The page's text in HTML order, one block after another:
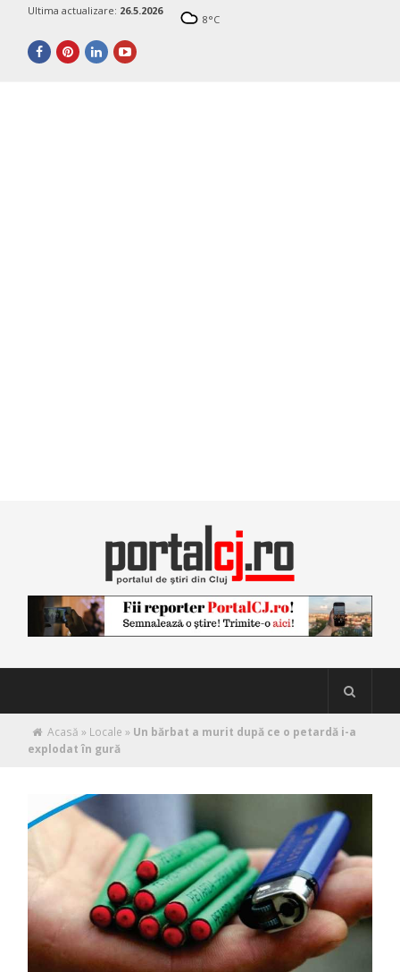
Ultima actualizare: 26.5.2026
8°C
Acasă » Locale » Un bărbat a murit după ce o petardă i-a
explodat în gură